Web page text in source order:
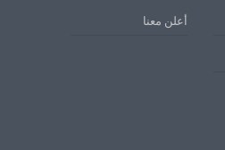
أعلن معنا